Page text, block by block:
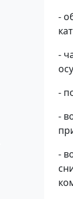
-
-
-
-
-